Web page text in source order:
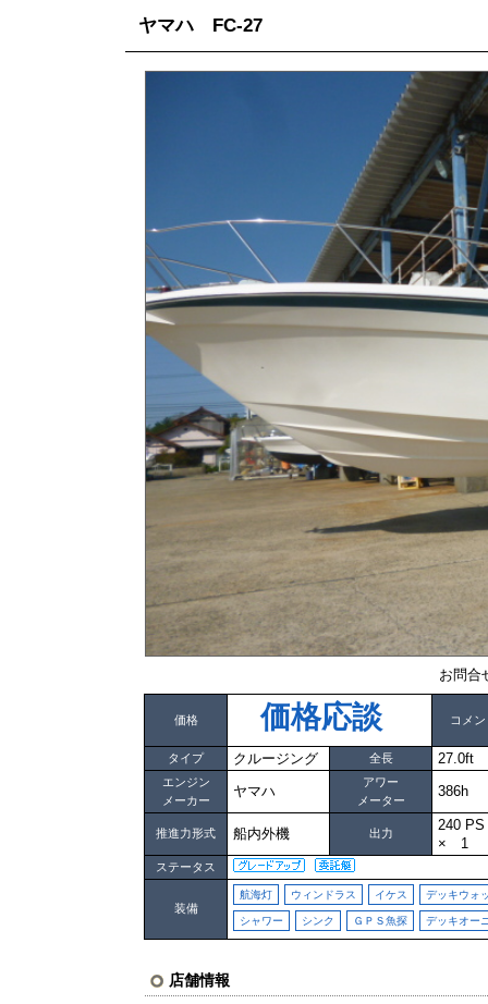
ヤマハ FC-27
お問
価格 価格応談 コメン
タイプ クルージング 全長 27.0ft
エンジン
メーカー
ヤマハ
アワー
メーター
386h
推進力形式 船内外機 出力
240
× 1
ステータス
装備
航海灯 ウィンドラス イケス デッキウォ
シャワー シンク ＧＰＳ魚探 デッキオー
店舗情報